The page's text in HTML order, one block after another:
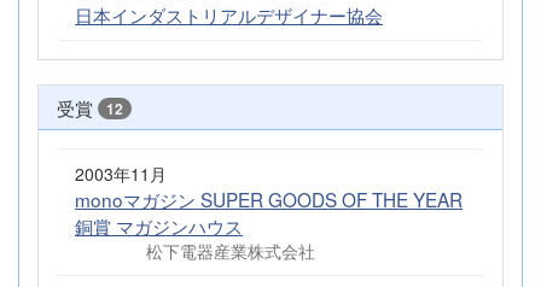
日本インダストリアルデザイナー協会
受賞 12
2003年11月
monoマガジン SUPER GOODS OF THE YEAR
銅賞 マガジンハウス
松下電器産業株式会社